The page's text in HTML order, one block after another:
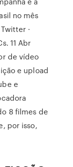
no mês
·
11 Abr
de vídeo
e upload
e
8 filmes de
por isso,